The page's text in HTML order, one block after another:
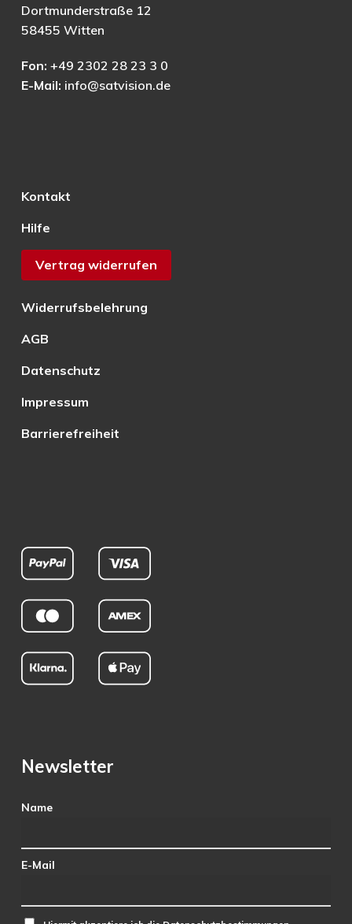
Dortmunderstraße 12
58455 Witten
Fon: +49 2302 28 23 3 0
E-Mail: info@satvision.de
Kontakt
Hilfe
Vertrag widerrufen
Widerrufsbelehrung
AGB
Datenschutz
Impressum
Barrierefreiheit
Newsletter
Name
E-Mail